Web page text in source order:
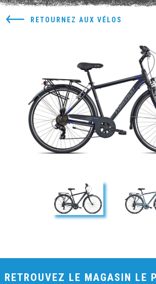
RETOURNEZ AUX VÉLOS
RETROUVEZ LE MAGASIN LE